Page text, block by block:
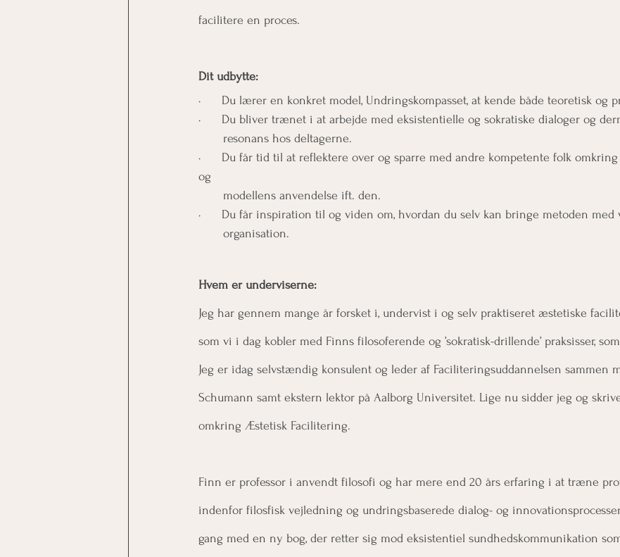
facilitere en proces.
Dit udbytte:
·      Du lærer en konkret model, Undringskompasset, at kende både teoretisk og
·      Du bliver trænet i at arbejde med eksistentielle og sokratiske dialoger og
       resonans hos deltagerne.
·      Du får tid til at reflektere over og sparre med andre kompetente folk
og
       modellens anvendelse ift. den.
·      Du får inspiration til og viden om, hvordan du selv kan bringe metoden
       organisation.
Hvem er underviserne:
Jeg har gennem mange år forsket i, undervist i og selv praktiseret æstetiske
som vi i dag kobler med Finns filosoferende og ’sokratisk-drillende’ praksisser,
Jeg er idag selvstændig konsulent og leder af Faciliteringsuddannelsen sammen
Schumann samt ekstern lektor på Aalborg Universitet. Lige nu sidder jeg og
omkring Æstetisk Facilitering.
Finn er professor i anvendt filosofi og har mere end 20 års erfaring i at træne
indenfor filosfisk vejledning og undringsbaserede dialog- og
gang med en ny bog, der retter sig mod eksistentiel sundhedskommunikation